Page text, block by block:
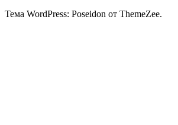
Тема WordPress: Poseidon от ThemeZee.